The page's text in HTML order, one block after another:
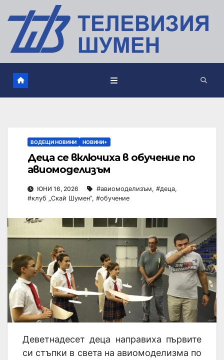
ВОДЕЩИ НОВИНИ НОВИНИ+
Деца се включиха в обучение по
авиомоделизъм
ЮНИ 16, 2026 #авиомоделизъм, #деца,
#клуб „Скай Шумен“, #обучение
Деветнадесет деца направиха първите
си стъпки в света на авиомоделизма по